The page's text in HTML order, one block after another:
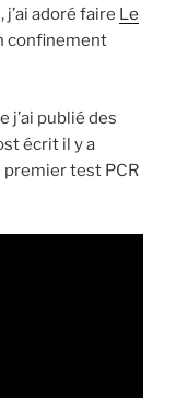
adoré faire Le
confinement
j’ai publié des
écrit il y a
test PCR